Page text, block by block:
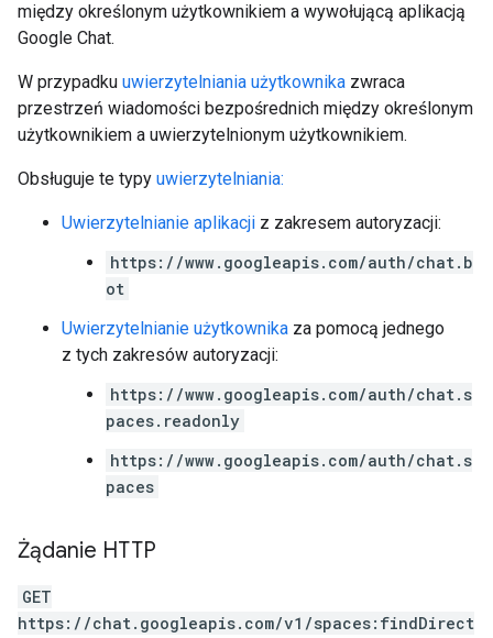
między określonym użytkownikiem a wywołującą aplikacją
Google Chat.
W przypadku uwierzytelniania użytkownika zwraca
przestrzeń wiadomości bezpośrednich między określonym
użytkownikiem a uwierzytelnionym użytkownikiem.
Obsługuje te typy uwierzytelniania:
Uwierzytelnianie aplikacji z zakresem autoryzacji:
https://www.googleapis.com/auth/chat.b
ot
Uwierzytelnianie użytkownika za pomocą jednego
z tych zakresów autoryzacji:
https://www.googleapis.com/auth/chat.s
paces.readonly
https://www.googleapis.com/auth/chat.s
paces
Żądanie HTTP
GET
https://chat.googleapis.com/v1/spaces:findDirect